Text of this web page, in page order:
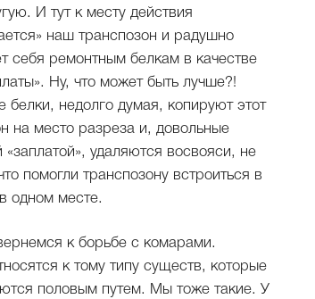
И тут к месту действия
наш транспозон и радушно
себя ремонтным белкам в качестве
Ну, что может быть лучше?!
белки, недолго думая, копируют этот
на место разреза и, довольные
«заплатой», удаляются восвояси, не
помогли транспозону встроиться в
одном месте.
к борьбе с комарами.
к тому типу существ, которые
половым путем. Мы тоже такие. У